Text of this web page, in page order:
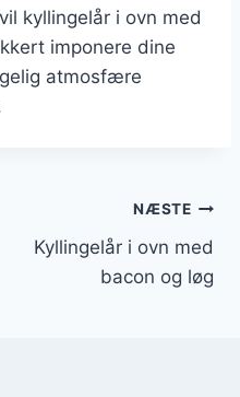
kyllingelår i ovn med
imponere dine
atmosfære
NÆSTE
Kyllingelår i ovn med
bacon og løg